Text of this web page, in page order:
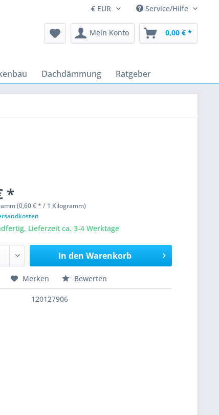
Service/Hilfe
Mein Konto 0,00 € *
Dachdämmung Ratgeber
*
(0,60 € * / 1 Kilogramm)
Lieferzeit ca. 3-4 Werktage
In den Warenkorb
Merken Bewerten
120127906